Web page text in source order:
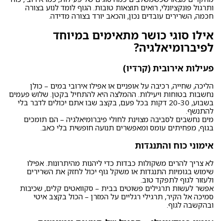
ותרגול פונקציונלי, רואים תוצאות טובות. הגוף לומד לנוע בצורה
חכמה, השרירים עובדים נכון, והכאב יורד בצורה מדידה.
אילו סוגי כושר מתאימים במיוחד
לפיברומיאלגיה?
פעילות אירובית (קרדיו)
הליכה, שחייה, רכיבה על אופניים או אפילו אירובי במים – כולן
נחשבות בטוחות ויעילות. ההמלצה היא להתחיל בקטן. שלוש פעמים
בשבוע, 20-30 דקות בכל פעם, בקצב שבו אתם יכולים לדבר בלי
להתנשף.
מים נחשבים לסביבה מצוינת לחולי פיברומיאלגיה – הם תומכים
בגוף, מפחיתים עומס ומאפשרים תנועה חופשית בלי כאב.
אימוני כוח והתנגדות
לא צריך להרים משקולות כבדות כדי ליהנות מהיתרונות. אפילו
שימוש בגומיות התנגדות או משקל גוף יכול לחזק את השרירים
ולעזור לגוף לתפקד טוב.
אפשר לעשות תרגילים פשוטים בבית – סקוואטים קלים, שכיבות
סמיכה אל הקיר, תרגילי רגליים על המזרן – הכול בקצב איטי
ובהקשבה לגוף.